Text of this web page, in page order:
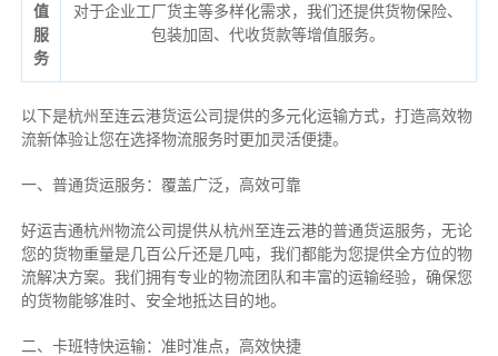
值
服
务
对于企业工厂货主等多样化需求，我们还提供货物保险、
包装加固、代收货款等增值服务。
以下是杭州至连云港货运公司提供的多元化运输方式，打造高效物
流新体验让您在选择物流服务时更加灵活便捷。
一、普通货运服务：覆盖广泛，高效可靠
好运吉通杭州物流公司提供从杭州至连云港的普通货运服务，无论
您的货物重量是几百公斤还是几吨，我们都能为您提供全方位的物
流解决方案。我们拥有专业的物流团队和丰富的运输经验，确保您
的货物能够准时、安全地抵达目的地。
二、卡班特快运输：准时准点，高效快捷